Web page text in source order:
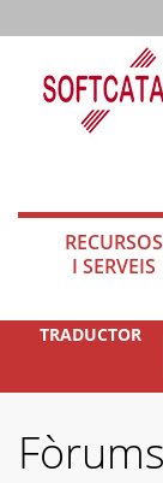
RECURSOS
I SERVEIS
TRADUCTOR